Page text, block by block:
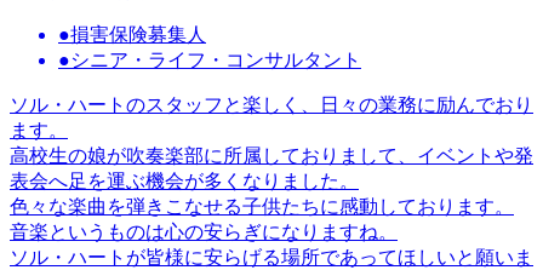
●損害保険募集人
●シニア・ライフ・コンサルタント
ソル・ハートのスタッフと楽しく、日々の業務に励んでおり
ます。
高校生の娘が吹奏楽部に所属しておりまして、イベントや発
表会へ足を運ぶ機会が多くなりました。
色々な楽曲を弾きこなせる子供たちに感動しております。
音楽というものは心の安らぎになりますね。
ソル・ハートが皆様に安らげる場所であってほしいと願いま